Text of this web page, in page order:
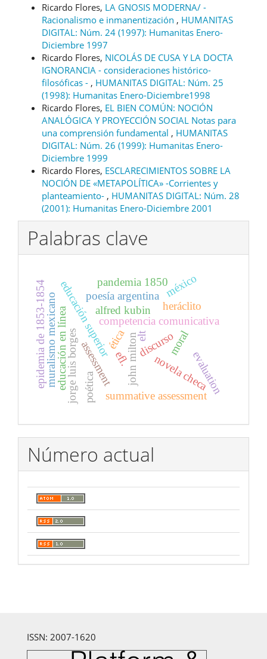
Ricardo Flores, LA GNOSIS MODERNA/ -
Racionalismo e inmanentización , HUMANITAS
DIGITAL: Núm. 24 (1997): Humanitas Enero-
Diciembre 1997
Ricardo Flores, NICOLÁS DE CUSA Y LA DOCTA
IGNORANCIA - consideraciones histórico-
filosóficas - , HUMANITAS DIGITAL: Núm. 25
(1998): Humanitas Enero-Diciembre1998
Ricardo Flores, EL BIEN COMÚN: NOCIÓN
ANALÓGICA Y PROYECCIÓN SOCIAL Notas para
una comprensión fundamental , HUMANITAS
DIGITAL: Núm. 26 (1999): Humanitas Enero-
Diciembre 1999
Ricardo Flores, ESCLARECIMIENTOS SOBRE LA
NOCIÓN DE «METAPOLÍTICA» -Corrientes y
planteamiento- , HUMANITAS DIGITAL: Núm. 28
(2001): Humanitas Enero-Diciembre 2001
Palabras clave
discurso
competencia comunicativa
educación superior
jorge luis borges
heráclito
john milton
poesía argentina
ética moral
méxico
alfred kubin
novela checa
assessment evaluation
summative assessment
elt
efl.
educación en línea
muralismo mexicano
pandemia 1850
epidemia de 1853-1854 poética
Número actual
ISSN: 2007-1620